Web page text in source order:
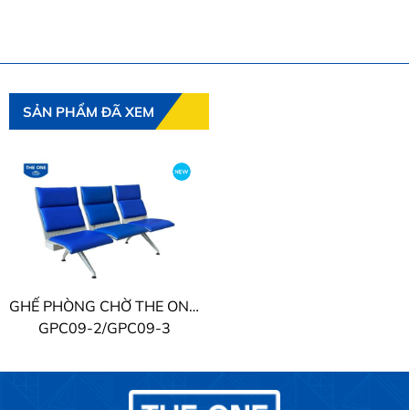
SẢN PHẨM ĐÃ XEM
GHẾ PHÒNG CHỜ THE ONE BỌC PVC
GPC09-2/GPC09-3